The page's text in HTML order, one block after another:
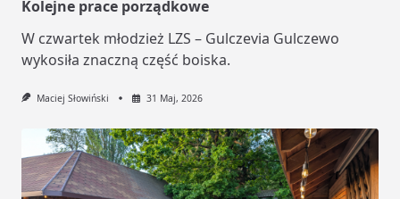
Kolejne prace porządkowe
W czwartek młodzież LZS – Gulczevia Gulczewo
wykosiła znaczną część boiska.
Maciej Słowiński 31 Maj, 2026